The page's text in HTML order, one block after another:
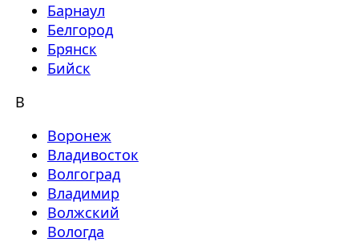
Барнаул
Белгород
Брянск
Бийск
В
Воронеж
Владивосток
Волгоград
Владимир
Волжский
Вологда